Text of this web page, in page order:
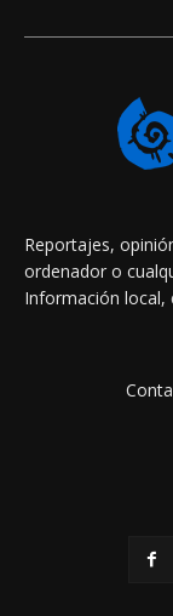
Reportajes,
ordenador o
Información local,